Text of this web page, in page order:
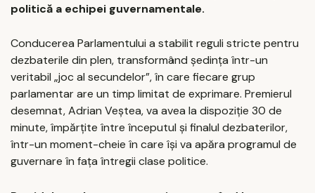
politică a echipei guvernamentale.
Conducerea Parlamentului a stabilit reguli stricte pentru
dezbaterile din plen, transformând ședința într-un
veritabil „joc al secundelor”, în care fiecare grup
parlamentar are un timp limitat de exprimare. Premierul
desemnat, Adrian Veștea, va avea la dispoziție 30 de
minute, împărțite între începutul și finalul dezbaterilor,
într-un moment-cheie în care își va apăra programul de
guvernare în fața întregii clase politice.